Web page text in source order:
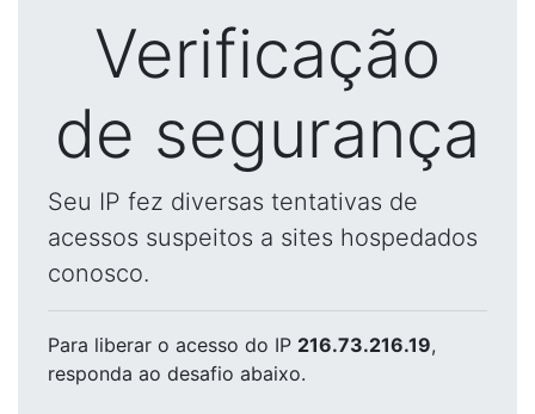
Verificação
de segurança
Seu IP fez diversas tentativas de
acessos suspeitos a sites hospedados
conosco.
Para liberar o acesso do IP 216.73.216.19,
responda ao desafio abaixo.